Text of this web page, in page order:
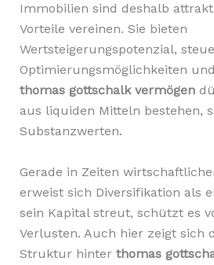
Immobilien sind deshalb
Vorteile vereinen. Sie bieten
Wertsteigerungspotenzial,
Optimierungsmöglichkeiten
thomas gottschalk vermögen
aus liquiden Mitteln bestehen,
Substanzwerten.
Gerade in Zeiten
erweist sich Diversifikation als
sein Kapital streut, schützt es
Verlusten. Auch hier zeigt sich
Struktur hinter thomas